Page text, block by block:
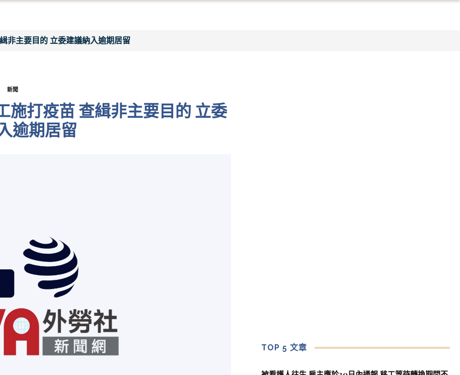
非主要目的 立委建議納入逾期居留
新聞
施打疫苗 查緝非主要目的 立委
逾期居留
TOP 5 文章